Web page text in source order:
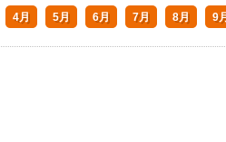
4月 5月 6月 7月 8月 9